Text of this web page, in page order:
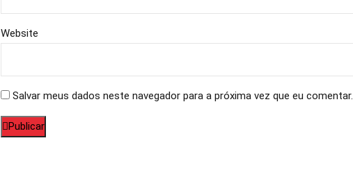
Website
Salvar meus dados neste navegador para a próxima vez que eu comentar.
Publicar